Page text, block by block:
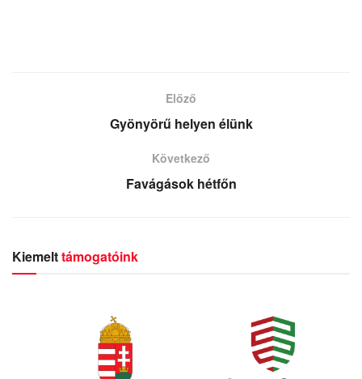
Előző
Gyönyörű helyen élünk
Következő
Favágások hétfőn
Kiemelttámogatóink